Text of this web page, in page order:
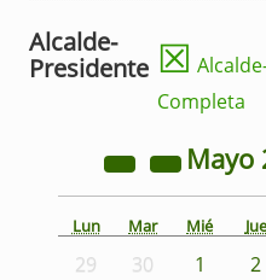
Alcalde-
Presidente ☒
Completa
Mayo
Lun Mar Mié Jue
29 30 1 2